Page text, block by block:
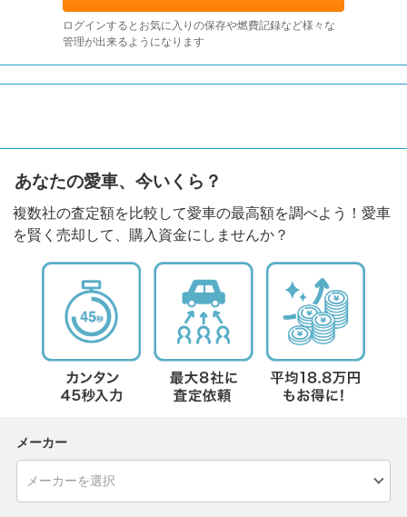
ログインするとお気に入りの保存や燃費記録など様々な
管理が出来るようになります
あなたの愛車、今いくら？
複数社の査定額を比較して愛車の最高額を調べよう！愛車
を賢く売却して、購入資金にしませんか？
メーカー